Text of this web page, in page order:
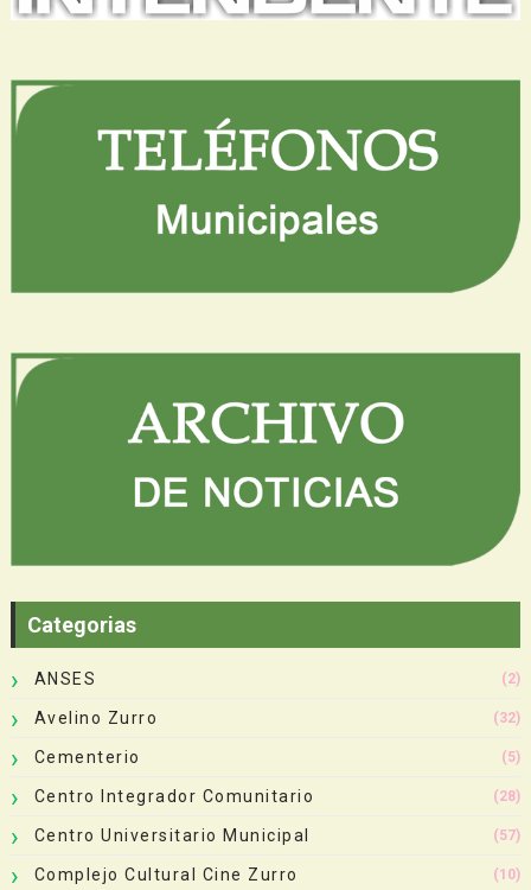
Categorias
ANSES (2)
Avelino Zurro (32)
Cementerio (5)
Centro Integrador Comunitario (28)
Centro Universitario Municipal (57)
Complejo Cultural Cine Zurro (10)